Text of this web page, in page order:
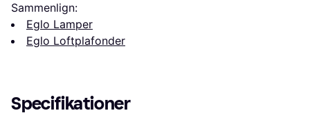
Sammenlign:
Eglo Lamper
Eglo Loftplafonder
Specifikationer